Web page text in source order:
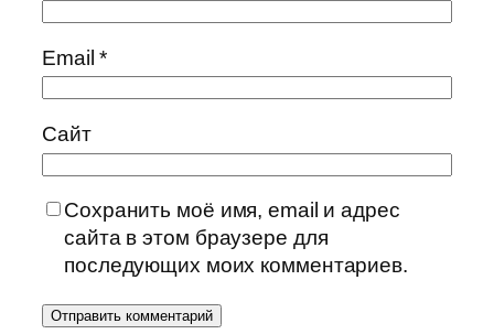
Email*
Сайт
Сохранить моё имя, email и адрес
сайта в этом браузере для
последующих моих комментариев.